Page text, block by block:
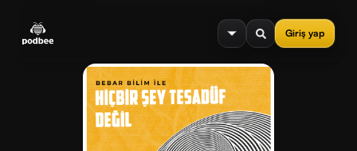
Giriş yap
menu